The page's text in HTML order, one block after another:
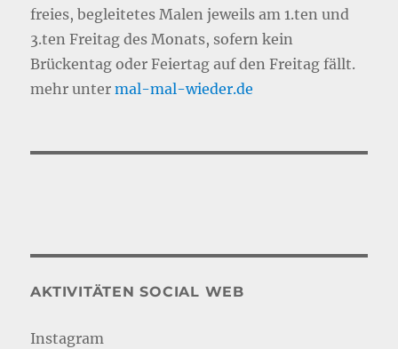
freies, begleitetes Malen jeweils am 1.ten und
3.ten Freitag des Monats, sofern kein
Brückentag oder Feiertag auf den Freitag fällt.
mehr untermal-mal-wieder.de
AKTIVITÄTEN SOCIAL WEB
Instagram